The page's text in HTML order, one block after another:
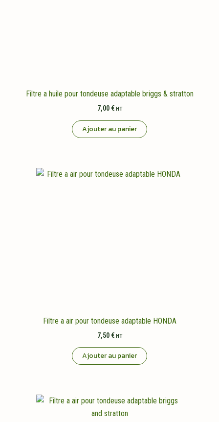
Filtre a huile pour tondeuse adaptable briggs & stratton
7,00 € HT
Ajouter au panier
Filtre a air pour tondeuse adaptable HONDA
7,50 € HT
Ajouter au panier